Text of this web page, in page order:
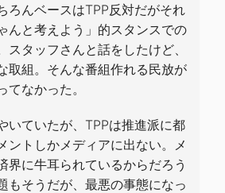
ろんベースはTPP反対だがそれ
んと考えよう」的スタンスでの
スタッフさんと話をしたけど、
取組。そんな番組作れる民放が
てなかった。
いていたが、TPPは推進派に都
ントしかメディアに出ない。メ
界に牛耳られているからだろう
もそうだが、最悪の事態になっ